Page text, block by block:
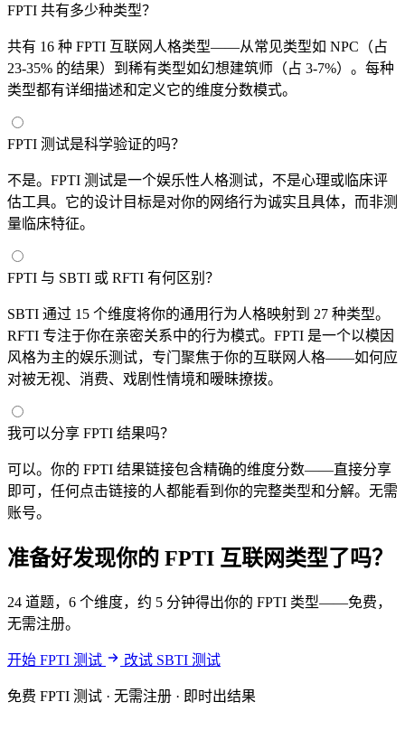
FPTI 共有多少种类型？
共有 16 种 FPTI 互联网人格类型——从常见类型如 NPC（占
23-35% 的结果）到稀有类型如幻想建筑师（占 3-7%）。每种
类型都有详细描述和定义它的维度分数模式。
FPTI 测试是科学验证的吗？
不是。FPTI 测试是一个娱乐性人格测试，不是心理或临床评
估工具。它的设计目标是对你的网络行为诚实且具体，而非测
量临床特征。
FPTI 与 SBTI 或 RFTI 有何区别？
SBTI 通过 15 个维度将你的通用行为人格映射到 27 种类型。
RFTI 专注于你在亲密关系中的行为模式。FPTI 是一个以模因
风格为主的娱乐测试，专门聚焦于你的互联网人格——如何应
对被无视、消费、戏剧性情境和暧昧撩拨。
我可以分享 FPTI 结果吗？
可以。你的 FPTI 结果链接包含精确的维度分数——直接分享
即可，任何点击链接的人都能看到你的完整类型和分解。无需
账号。
准备好发现你的 FPTI 互联网类型了吗？
24 道题，6 个维度，约 5 分钟得出你的 FPTI 类型——免费，
无需注册。
开始 FPTI 测试 改试 SBTI 测试
免费 FPTI 测试 · 无需注册 · 即时出结果